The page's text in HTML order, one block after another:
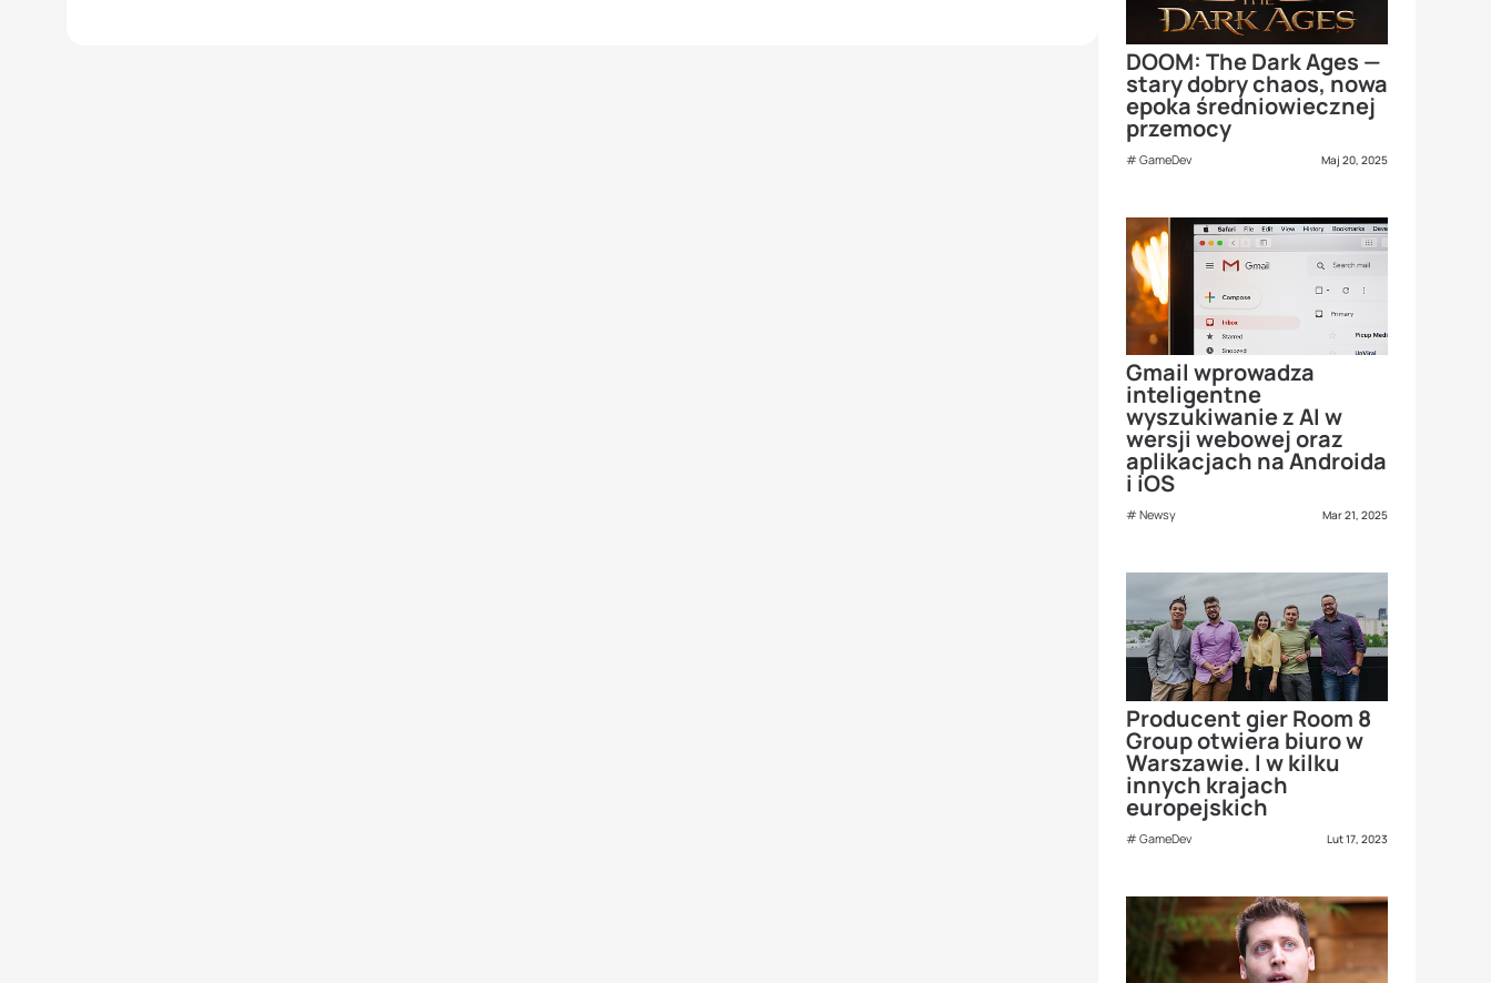
DOOM: The Dark Ages —
stary dobry chaos, nowa
epoka średniowiecznej
przemocy
GameDev Maj 20, 2025
Gmail wprowadza
inteligentne
wyszukiwanie z AI w
wersji webowej oraz
aplikacjach na Androida
i iOS
Newsy Mar 21, 2025
Producent gier Room 8
Group otwiera biuro w
Warszawie. I w kilku
innych krajach
europejskich
GameDev Lut 17, 2023